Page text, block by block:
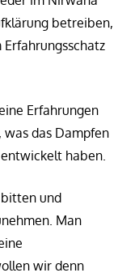
betreiben,
Erfahrungen
was das Dampfen
haben.
und
Man
wir denn